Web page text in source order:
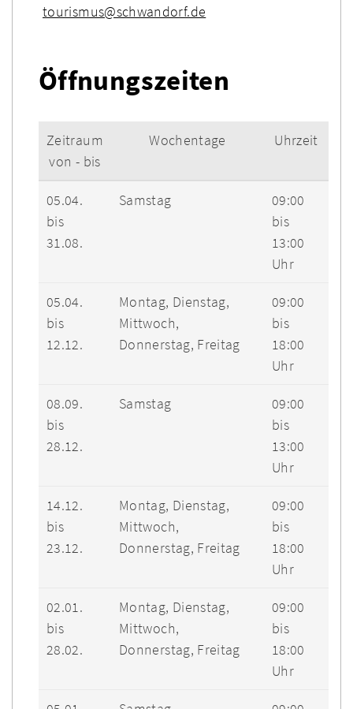
tourismus@schwandorf.de
Öffnungszeiten
Zeitraum
von - bis
Wochentage Uhrzeit
05.04.
bis
31.08.
Samstag
09:00
bis
13:00
Uhr
05.04.
bis
12.12.
Montag, Dienstag,
Mittwoch,
Donnerstag, Freitag
09:00
bis
18:00
Uhr
08.09.
bis
28.12.
Samstag
09:00
bis
13:00
Uhr
14.12.
bis
23.12.
Montag, Dienstag,
Mittwoch,
Donnerstag, Freitag
09:00
bis
18:00
Uhr
02.01.
bis
28.02.
Montag, Dienstag,
Mittwoch,
Donnerstag, Freitag
09:00
bis
18:00
Uhr